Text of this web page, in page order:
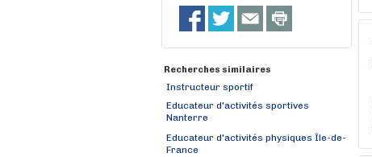
Recherches similaires
Instructeur sportif
Educateur d'activités sportives
Nanterre
Educateur d'activités physiques Île-de-
France